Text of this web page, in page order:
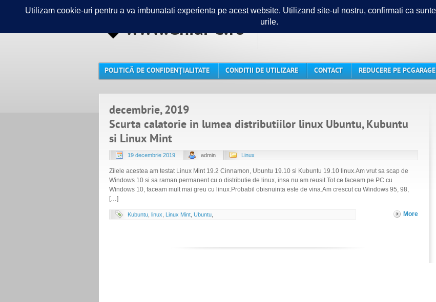
www.GhidPC.ro Ghidul tau in lumea PC-urilor
POLITICĂ DE CONFIDENȚIALITATE CONDITII DE UTILIZARE CONTACT REDUCERE PE PCGARAGE
decembrie, 2019
Scurta calatorie in lumea distributiilor linux Ubuntu, Kubuntu
si Linux Mint
19 decembrie 2019 admin Linux
Zilele acestea am testat Linux Mint 19.2 Cinnamon, Ubuntu 19.10 si Kubuntu 19.10 linux.Am vrut sa scap de
Windows 10 si sa raman permanent cu o distributie de linux, insa nu am reusit.Tot ce faceam pe PC cu
Windows 10, faceam mult mai greu cu linux.Probabil obisnuinta este de vina.Am crescut cu Windows 95, 98,
[…]
More
Kubuntu linux Linux Mint Ubuntu